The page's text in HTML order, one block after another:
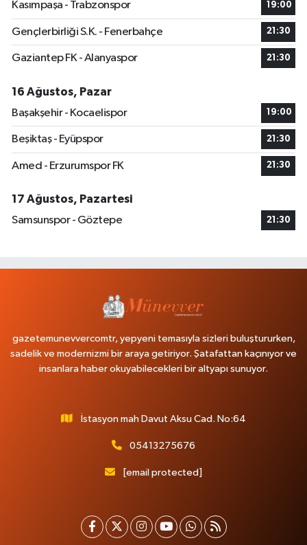
Kasımpaşa - Trabzonspor 19:00
Gençlerbirliği S.K. - Fenerbahçe 21:30
Gaziantep FK - Alanyaspor 21:30
16 Ağustos, Pazar
Başakşehir - Kocaelispor
19:00
Beşiktaş - Eyüpspor 21:30
Amed - Erzurumspor FK 21:30
17 Ağustos, Pazartesi
Samsunspor - Göztepe
21:30
gazetemunevvercomtr, yepyeni temasıyla sizleri buluştururken,
sadelik ve modernizmi bir araya getiriyor. Şatafattan kaçınıyor ve
insanlara haber okuyabilecekleri bir altyapı sunuyor.
İstasyon mah Davut Aksu Cad. No:64
05413275676
[email protected]